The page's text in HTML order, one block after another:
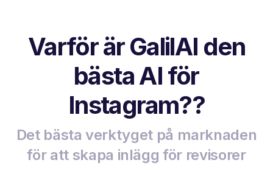
Varför är GalilAI den
bästa AI för
Instagram??
Det bästa verktyget på marknaden
för att skapa inlägg för revisorer